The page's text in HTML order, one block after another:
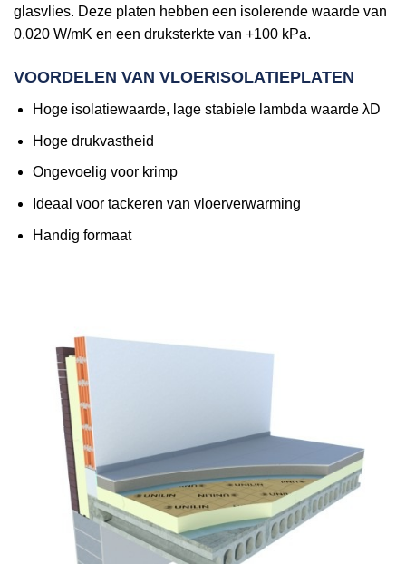
glasvlies. Deze platen hebben een isolerende waarde van
0.020 W/mK en een druksterkte van +100 kPa.
VOORDELEN VAN VLOERISOLATIEPLATEN
Hoge isolatiewaarde, lage stabiele lambda waarde λD
Hoge drukvastheid
Ongevoelig voor krimp
Ideaal voor tackeren van vloerverwarming
Handig formaat